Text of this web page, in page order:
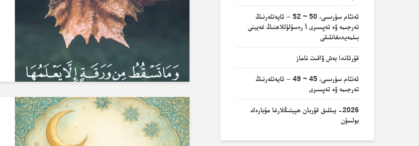
ئەنئام سۈرىسى، 50 ~ 52 – ئايەتلەرنىڭ
تەرجىمە ۋە تەپسىرى \ رەسۇلۇللاھنىڭ غەيبنى
بىلمەيدىغانلىقى
قۇرئاندا بەش ۋاقىت ناماز
ئەنئام سۈرىسى، 45 ~ 49 – ئايەتلەرنىڭ
تەرجىمە ۋە تەپسىرى
2026- يىللىق قۇربان ھېيتىڭلارغا مۇبارەك
بولسۇن